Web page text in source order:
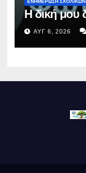
ΕΝΗΜΕΡΩΣΗ
Η δική μου
ΑΥΓ 6, 2026